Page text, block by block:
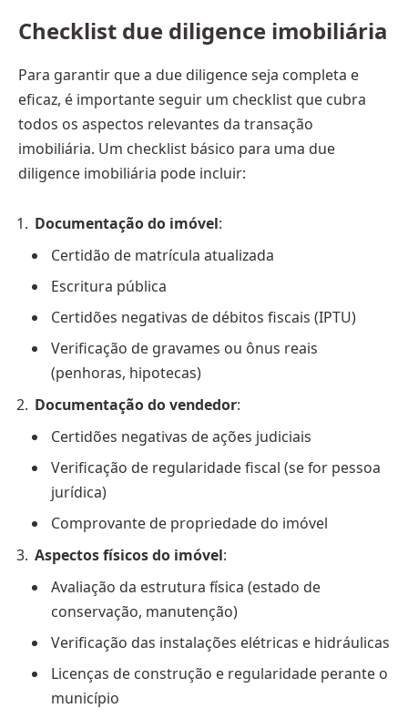
Checklist due diligence imobiliária
Para garantir que a due diligence seja completa e
eficaz, é importante seguir um checklist que cubra
todos os aspectos relevantes da transação
imobiliária. Um checklist básico para uma due
diligence imobiliária pode incluir:
Documentação do imóvel:
Certidão de matrícula atualizada
Escritura pública
Certidões negativas de débitos fiscais (IPTU)
Verificação de gravames ou ônus reais
(penhoras, hipotecas)
Documentação do vendedor:
Certidões negativas de ações judiciais
Verificação de regularidade fiscal (se for pessoa
jurídica)
Comprovante de propriedade do imóvel
Aspectos físicos do imóvel:
Avaliação da estrutura física (estado de
conservação, manutenção)
Verificação das instalações elétricas e hidráulicas
Licenças de construção e regularidade perante o
município